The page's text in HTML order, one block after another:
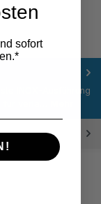
INOX-Ausführung
für verlä…
sofort